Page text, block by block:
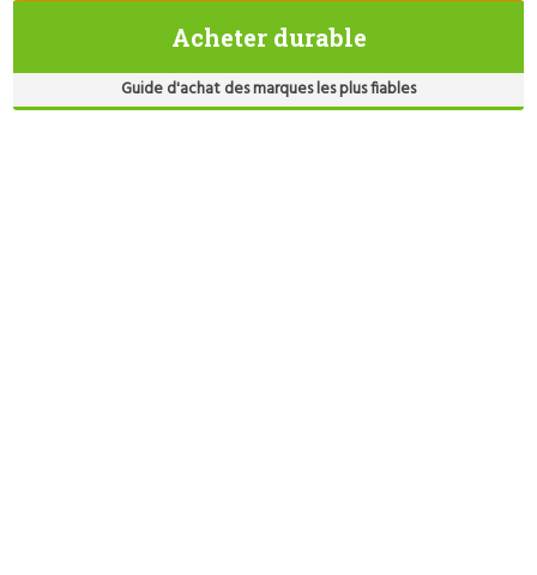
Acheter durable
Guide d'achat des marques les plus fiables